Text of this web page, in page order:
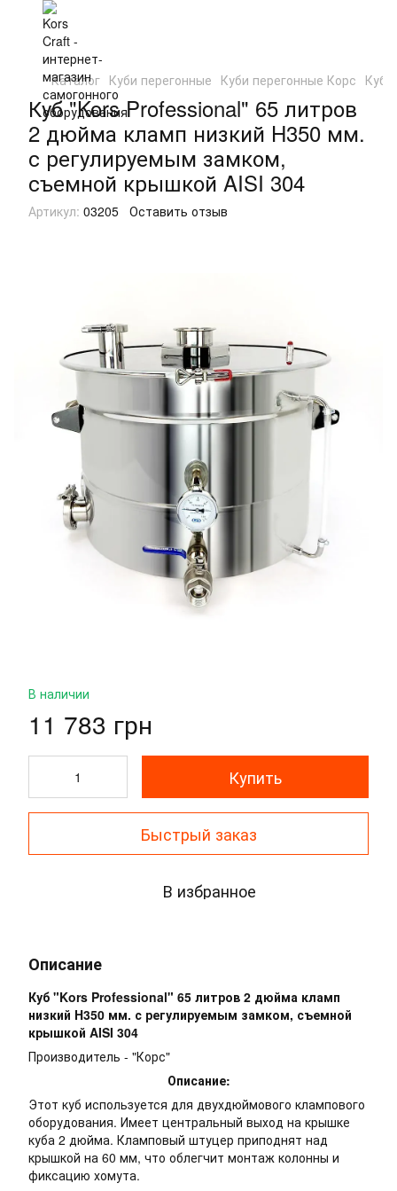
Каталог Куби перегонные Куби перегонные Корс Куб
Куб "Kors Professional" 65 литров
2 дюйма кламп низкий H350 мм.
с регулируемым замком,
съемной крышкой AISI 304
Артикул: 03205 Оставить отзыв
В наличии
11 783 грн
Купить
Быстрый заказ
В избранное
Описание
Куб "Kors Professional" 65 литров 2 дюйма кламп
низкий H350 мм. с регулируемым замком, съемной
крышкой AISI 304
Производитель - "Корс"
Описание:
Этот куб используется для двухдюймового клампового
оборудования. Имеет центральный выход на крышке
куба 2 дюйма. Кламповый штуцер приподнят над
крышкой на 60 мм, что облегчит монтаж колонны и
фиксацию хомута.